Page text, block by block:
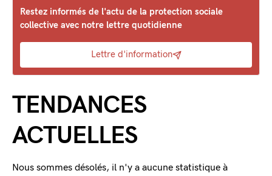
Restez informés de l'actu de la protection sociale
collective avec notre lettre quotidienne
Lettre d'information
TENDANCES
ACTUELLES
Nous sommes désolés, il n'y a aucune statistique à